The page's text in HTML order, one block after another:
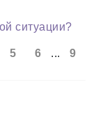
ситуации?
5 6 ... 9